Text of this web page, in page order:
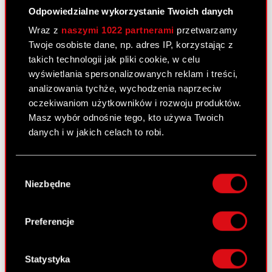
Odpowiedzialne wykorzystanie Twoich danych
Wraz z naszymi 1022 partnerami przetwarzamy
Twoje osobiste dane, np. adres IP, korzystając z
takich technologii jak pliki cookie, w celu
wyświetlania spersonalizowanych reklam i treści,
analizowania tychże, wychodzenia naprzeciw
oczekiwaniom użytkowników i rozwoju produktów.
Masz wybór odnośnie tego, kto używa Twoich
danych i w jakich celach to robi.
lokalizacji geograficznej z dokładnością nawet
Identyfikować Twoje urządzenie, aktywnie
analizując charakteryzującego je zbiory
palca)
zgody
Niezbędne
Preferencje
Statystyka
PDF Ustalenie jednolitego tekstu Statutu
PDF Pobierz załącznik
Raport bieżący nr 102/2010
3 grudnia 2010
Spółki
Raport bieżący nr 101/2010